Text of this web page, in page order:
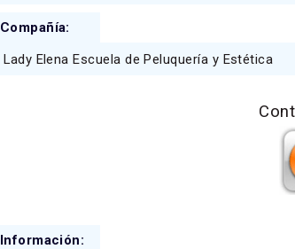
Compañía:
Lady Elena Escuela de Peluquería y Estética
Información: